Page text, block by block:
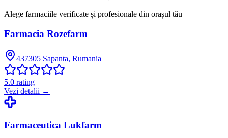
Alege farmaciile verificate și profesionale din orașul tău
Farmacia Rozefarm
437305 Sapanta, Rumania
5.0 rating
Vezi detalii →
Farmaceutica Lukfarm